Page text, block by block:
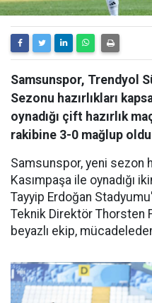
Samsunspor, Trendyol
Sezonu hazırlıkları
oynadığı çift hazırlık
rakibine 3-0 mağlup
Samsunspor, yeni sezon
Kasımpaşa ile oynadığı
Tayyip Erdoğan
Teknik Direktör Thorsten
beyazlı ekip,